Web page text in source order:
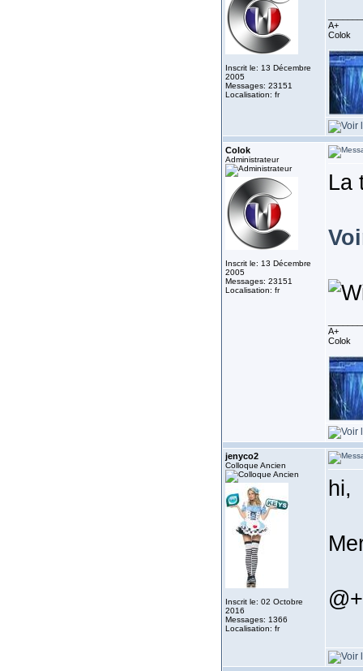
Inscrit le: 13 Décembre
2005
Messages: 23151
Localisation: fr
A+
Colok
Colok
Administrateur
Inscrit le: 13 Décembre
2005
Messages: 23151
Localisation: fr
La
A+
Colok
jenyco2
Colloque Ancien
Inscrit le: 02 Octobre
2016
Messages: 1366
Localisation: fr
hi,
@+